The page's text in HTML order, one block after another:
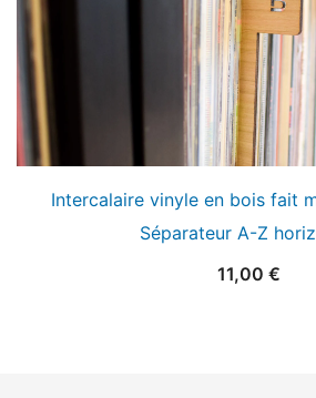
Intercalaire vinyle en bois fait
Séparateur A-Z
11,00 €